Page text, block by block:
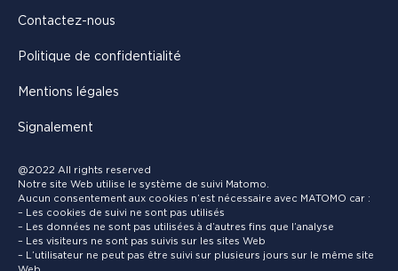
Contactez-nous
Politique de confidentialité
Mentions légales
Signalement
@2022 All rights reserved
Notre site Web utilise le système de suivi Matomo.
Aucun consentement aux cookies n’est nécessaire avec MATOMO car :
– Les cookies de suivi ne sont pas utilisés
– Les données ne sont pas utilisées à d’autres fins que l’analyse
– Les visiteurs ne sont pas suivis sur les sites Web
– L’utilisateur ne peut pas être suivi sur plusieurs jours sur le même site